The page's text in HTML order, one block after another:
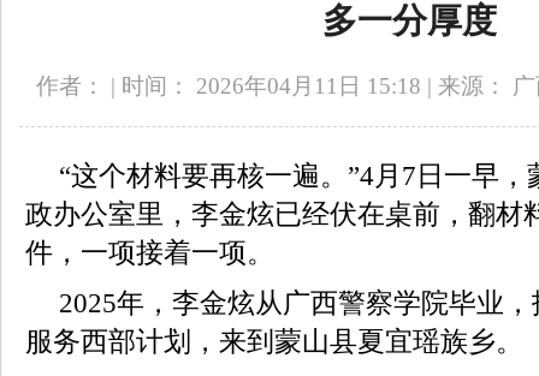
多一分厚度
作者： | 时间： 2026年04月11日 15:18 | 来源：
“这个材料要再核一遍。”4月7日一早
政办公室里，李金炫已经伏在桌前，翻材
件，一项接着一项。
2025年，李金炫从广西警察学院毕业
服务西部计划，来到蒙山县夏宜瑶族乡。